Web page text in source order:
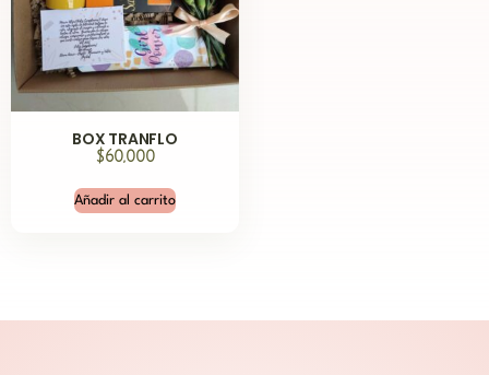
BOX TRANFLO
$60,000
Añadir al carrito